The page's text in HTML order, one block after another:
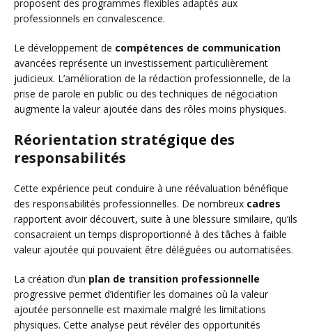
proposent des programmes flexibles adaptés aux
professionnels en convalescence.
Le développement de compétences de communication
avancées représente un investissement particulièrement
judicieux. L’amélioration de la rédaction professionnelle, de la
prise de parole en public ou des techniques de négociation
augmente la valeur ajoutée dans des rôles moins physiques.
Réorientation stratégique des
responsabilités
Cette expérience peut conduire à une réévaluation bénéfique
des responsabilités professionnelles. De nombreux cadres
rapportent avoir découvert, suite à une blessure similaire, qu’ils
consacraient un temps disproportionné à des tâches à faible
valeur ajoutée qui pouvaient être déléguées ou automatisées.
La création d’un plan de transition professionnelle
progressive permet d’identifier les domaines où la valeur
ajoutée personnelle est maximale malgré les limitations
physiques. Cette analyse peut révéler des opportunités